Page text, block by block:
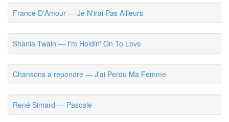
France D'Amour — Je N'irai Pas Ailleurs
Shania Twain — I'm Holdin' On To Love
Chansons a repondre — J'ai Perdu Ma Femme
René Simard — Pascale